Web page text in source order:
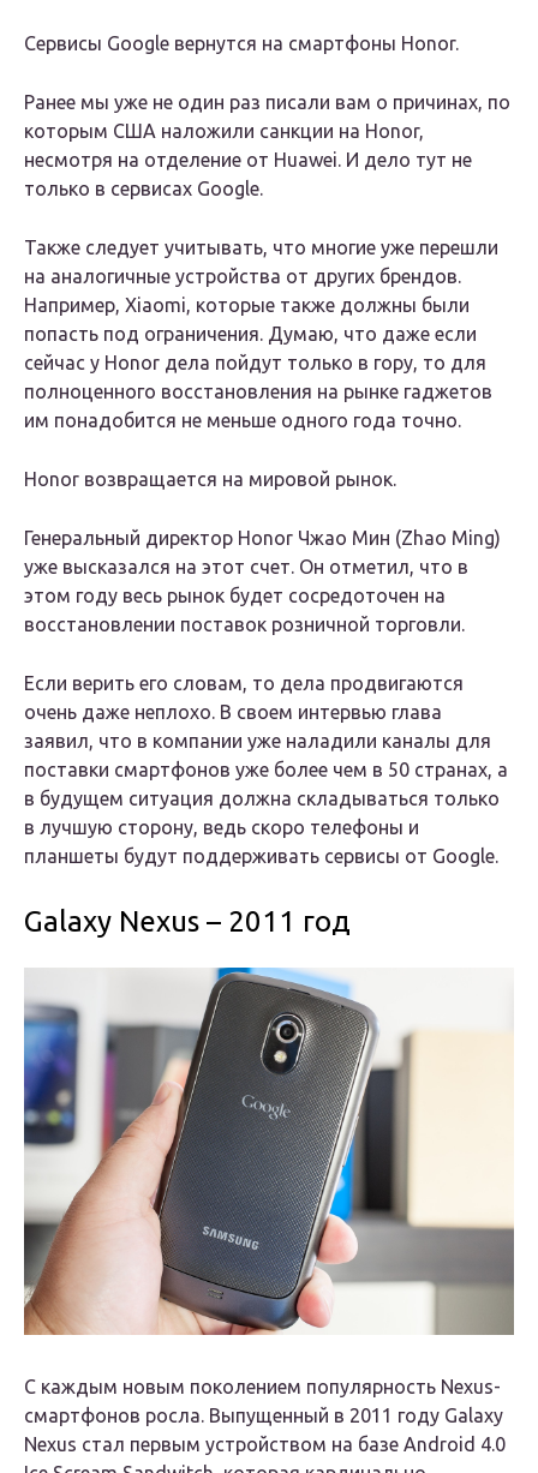
Сервисы Google вернутся на смартфоны Honor.
Ранее мы уже не один раз писали вам о причинах, по
которым США наложили санкции на Honor,
несмотря на отделение от Huawei. И дело тут не
только в сервисах Google.
Также следует учитывать, что многие уже перешли
на аналогичные устройства от других брендов.
Например, Xiaomi, которые также должны были
попасть под ограничения. Думаю, что даже если
сейчас у Honor дела пойдут только в гору, то для
полноценного восстановления на рынке гаджетов
им понадобится не меньше одного года точно.
Honor возвращается на мировой рынок.
Генеральный директор Honor Чжао Мин (Zhao Ming)
уже высказался на этот счет. Он отметил, что в
этом году весь рынок будет сосредоточен на
восстановлении поставок розничной торговли.
Если верить его словам, то дела продвигаются
очень даже неплохо. В своем интервью глава
заявил, что в компании уже наладили каналы для
поставки смартфонов уже более чем в 50 странах, а
в будущем ситуация должна складываться только
в лучшую сторону, ведь скоро телефоны и
планшеты будут поддерживать сервисы от Google.
Galaxy Nexus – 2011 год
С каждым новым поколением популярность Nexus-
смартфонов росла. Выпущенный в 2011 году Galaxy
Nexus стал первым устройством на базе Android 4.0